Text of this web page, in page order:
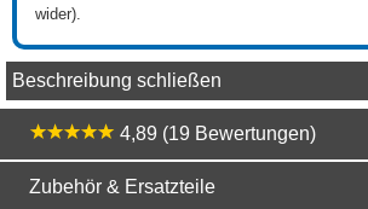
wider).
Beschreibung schließen
4,89 (19 Bewertungen)
Zubehör & Ersatzteile